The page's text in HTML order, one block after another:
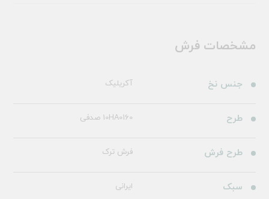
مشخصات فرش
جنس نخ آکریلیک
طرح 10HA0160 صدفی
طرح فرش فرش ترک
سبک ایرانی